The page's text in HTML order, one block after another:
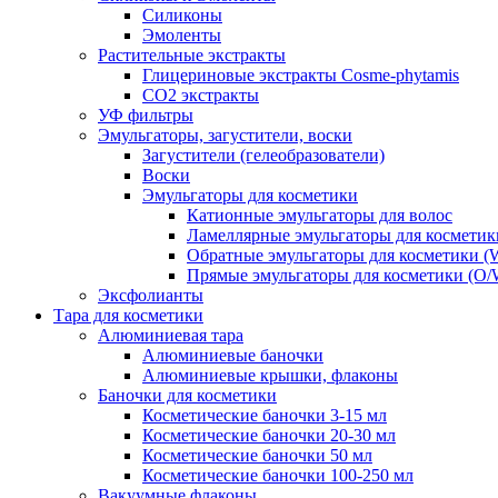
Силиконы
Эмоленты
Растительные экстракты
Глицериновые экстракты Cosme-phytamis
СО2 экстракты
УФ фильтры
Эмульгаторы, загустители, воски
Загустители (гелеобразователи)
Воски
Эмульгаторы для косметики
Катионные эмульгаторы для волос
Ламеллярные эмульгаторы для
Обратные эмульгаторы для косметики
Прямые эмульгаторы для косметики (O/
Эксфолианты
Тара для косметики
Алюминиевая тара
Алюминиевые баночки
Алюминиевые крышки, флаконы
Баночки для косметики
Косметические баночки 3-15 мл
Косметические баночки 20-30 мл
Косметические баночки 50 мл
Косметические баночки 100-250 мл